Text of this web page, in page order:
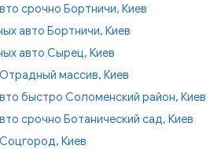
срочно Бортничи, Киев
авто Бортничи, Киев
авто Сырец, Киев
массив, Киев
быстро Соломенский район, Киев
срочно Ботанический сад, Киев
Киев